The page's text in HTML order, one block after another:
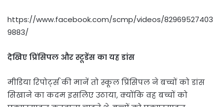
https://www.facebook.com/scmp/videos/82969527403
9883/
देखिए प्रिंसिपल और स्टूडेंस का यह डांस
मीडिया रिपोर्ट्स की मानें तो स्कूल प्रिंसिपल ने बच्चों को डांस
सिखाने का कदम इसलिए उठाया, क्योंकि वह बच्चों को